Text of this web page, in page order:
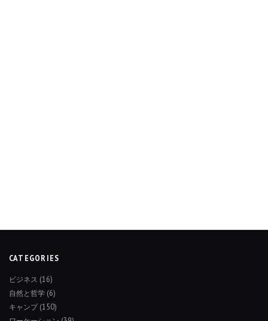
CATEGORIES
ビジネス (16)
自然と哲学 (6)
キャンプ(150)